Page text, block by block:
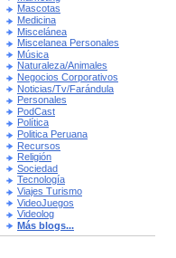
Mascotas
Medicina
Miscelánea
Miscelanea Personales
Música
Naturaleza/Animales
Negocios Corporativos
Noticias/Tv/Farándula
Personales
PodCast
Política
Politica Peruana
Recursos
Religión
Sociedad
Tecnología
Viajes Turismo
VideoJuegos
Videolog
Más blogs...